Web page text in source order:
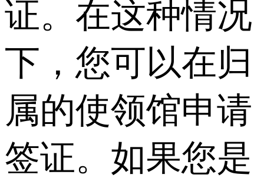
证。在这种情况
下，您可以在归
属的使领馆申请
签证。如果您是